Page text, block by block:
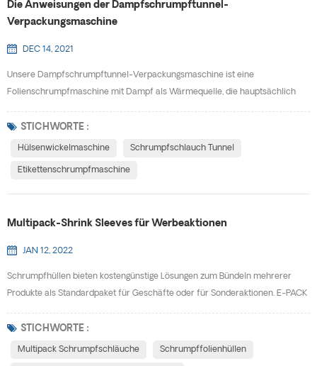
Die Anweisungen der Dampfschrumpftunnel-
Verpackungsmaschine
DEC 14, 2021
Unsere Dampfschrumpftunnel-Verpackungsmaschine ist eine
Folienschrumpfmaschine mit Dampf als Wärmequelle, die hauptsächlich
Vergleich zu Elektro Hülsenwickelmaschine , es hat die Eigenschaften von
einfach zu bedienen, glatt schrumpfend und hocheffizient. Es ist die ideale
STICHWORTE :
Hülsenwickelmaschine Schrumpfschlauch Tunnel
Etikettenschrumpfmaschine
Multipack-Shrink Sleeves für Werbeaktionen
JAN 12, 2022
Schrumpfhüllen bieten kostengünstige Lösungen zum Bündeln mehrerer
Produkte als Standardpaket für Geschäfte oder für Sonderaktionen. E-PACK
Bedürfnisse unserer Kunden zu erfüllen. Multipack-Schrumpfhüllen
ermöglichen Produkte in verschiedenen Formen und Größen, die zu einer
STICHWORTE :
Multipack Schrumpfschläuche Schrumpffolienhüllen